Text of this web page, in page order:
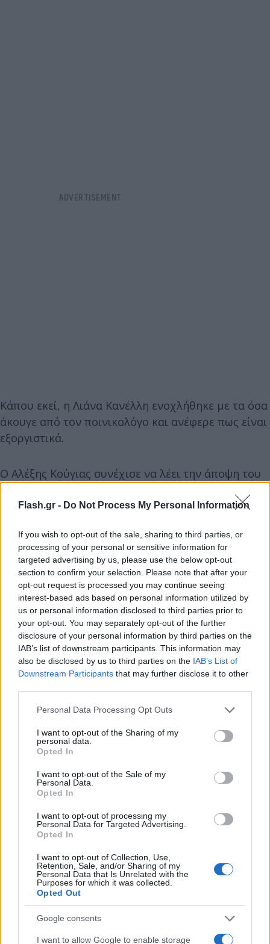
Flash.gr - Do Not Process My Personal Information
If you wish to opt-out of the sale, sharing to third parties, or
processing of your personal or sensitive information for
targeted advertising by us, please use the below opt-out
section to confirm your selection. Please note that after your
opt-out request is processed you may continue seeing
interest-based ads based on personal information utilized by
us or personal information disclosed to third parties prior to
your opt-out. You may separately opt-out of the further
disclosure of your personal information by third parties on the
IAB’s list of downstream participants. This information may
also be disclosed by us to third parties on the IAB’s List of
Downstream Participants that may further disclose it to other
Please note that this website/app uses one or more Google
not limited to your visit or usage behaviour. You may click to
grant or deny consent to Google and its third-party tags to
use your data for below specified purposes in below Google
consent section.
Personal Data Processing Opt Outs
I want to opt-out of the Sharing of my
personal data.
Opted In
I want to opt-out of the Sale of my
Personal Data.
Opted In
I want to opt-out of processing my
Personal Data for Targeted Advertising.
Opted In
I want to opt-out of Collection, Use,
Retention, Sale, and/or Sharing of my
Personal Data that Is Unrelated with the
Purposes for which it was collected.
Opted Out
Google consents
I want to allow Google to enable storage
Κάπου εκεί, η Λιάνα Κανέλλη ενοχλήθηκε με τα όσα
άκουγε από τον ποινικολόγο και ανέφερε πως είναι
εξοργιστικά.
Ο Αλέξης Κούγιας συνέχισε να λέει την άποψη του
Λιάνα Κανέλλη τον διέκοψε λέγοντας μεταξύ άλλων:
τον Κασιδιάρη και του κάνεις διαφήμιση.Δεν
μιλάω για σένα, δεν καταλαβαίνεις το ρητορικό
σχήμα; Θες να το κάνουμε τώρα εδώ Διογένη
κανονικό; Δεν θα κάνουμε σόου πίστα. Κι αν
νομιμοποιούμαι να μιλήσω για τον Κασιδιάρη σε
προσωπικό επίπεδο.Άφησέ με να τελειώσω.
θα το παίξω το παιχνιδάκι αυτό! Διαφημίστηκε ο
Κασιδιάρης ως έγκλειστος στις φυλακές.Ποιος
εκπαιδεύει τον ελληνικό λαό να εξωραΐζονται